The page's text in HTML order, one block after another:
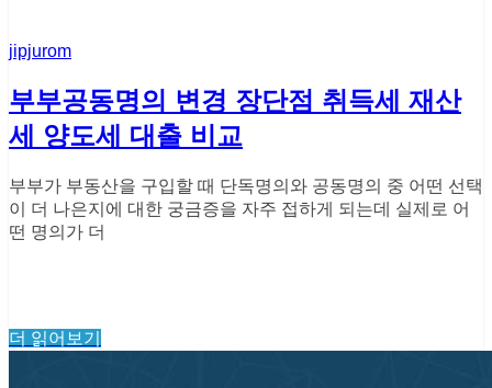
jipjurom
부부공동명의 변경 장단점 취득세 재산
세 양도세 대출 비교
부부가 부동산을 구입할 때 단독명의와 공동명의 중 어떤 선택
이 더 나은지에 대한 궁금증을 자주 접하게 되는데 실제로 어
떤 명의가 더
더 읽어보기